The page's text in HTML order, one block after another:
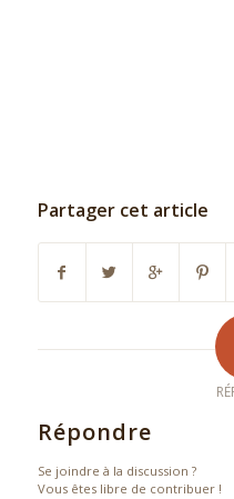
Partager cet article
Répondre
Se joindre à la discussion ?
Vous êtes libre de contribuer !